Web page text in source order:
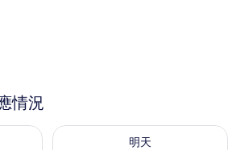
情況
供應情況
明天
查看明天 (8月 8 - 8月 9) 的供